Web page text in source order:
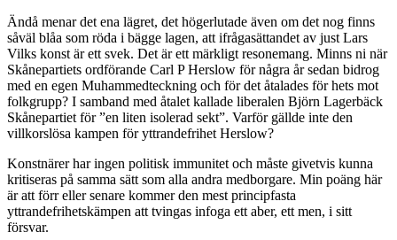
Ändå menar det ena lägret, det högerlutade även om det nog finns
såväl blåa som röda i bägge lagen, att ifrågasättandet av just Lars
Vilks konst är ett svek. Det är ett märkligt resonemang. Minns ni när
Skånepartiets ordförande Carl P Herslow för några år sedan bidrog
med en egen Muhammedteckning och för det åtalades för hets mot
folkgrupp? I samband med åtalet kallade liberalen Björn Lagerbäck
Skånepartiet för ”en liten isolerad sekt”. Varför gällde inte den
villkorslösa kampen för yttrandefrihet Herslow?
Konstnärer har ingen politisk immunitet och måste givetvis kunna
kritiseras på samma sätt som alla andra medborgare. Min poäng här
är att förr eller senare kommer den mest principfasta
yttrandefrihetskämpen att tvingas infoga ett aber, ett men, i sitt
försvar.